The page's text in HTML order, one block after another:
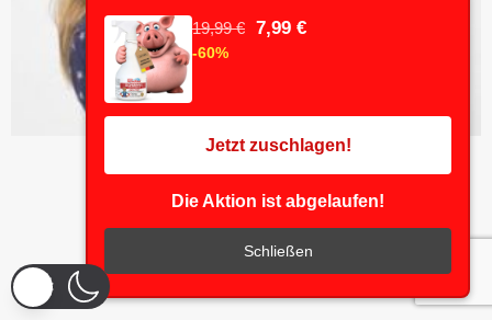
19,99 € 7,99 €
-60%
Jetzt zuschlagen!
Die Aktion ist abgelaufen!
Schließen